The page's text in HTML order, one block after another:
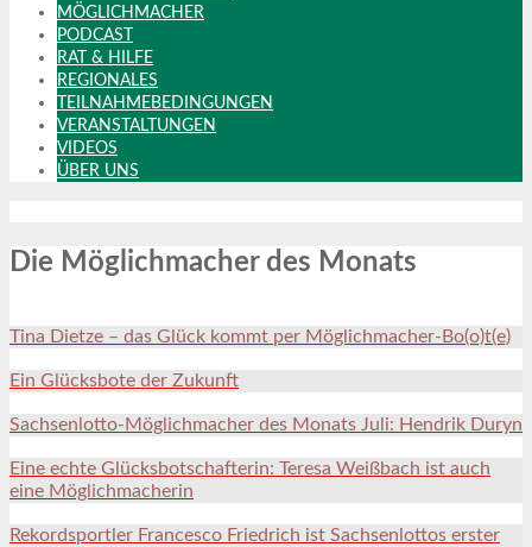
MÖGLICHMACHER
PODCAST
RAT & HILFE
REGIONALES
TEILNAHMEBEDINGUNGEN
VERANSTALTUNGEN
VIDEOS
ÜBER UNS
Die Möglichmacher des Monats
Tina Dietze – das Glück kommt per Möglichmacher-Bo(o)t(e)
Ein Glücksbote der Zukunft
Sachsenlotto-Möglichmacher des Monats Juli: Hendrik Duryn
Eine echte Glücksbotschafterin: Teresa Weißbach ist auch
eine Möglichmacherin
Rekordsportler Francesco Friedrich ist Sachsenlottos erster